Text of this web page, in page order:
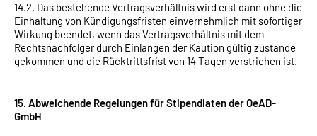
14.2. Das bestehende Vertragsverhältnis wird erst dann ohne die
Einhaltung von Kündigungsfristen einvernehmlich mit sofortiger
Wirkung beendet, wenn das Vertragsverhältnis mit dem
Rechtsnachfolger durch Einlangen der Kaution gültig zustande
gekommen und die Rücktrittsfrist von 14 Tagen verstrichen ist.
15. Abweichende Regelungen für Stipendiaten der OeAD-
GmbH